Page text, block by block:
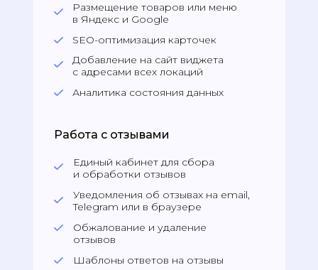
Работа с отзывами
Единый кабинет для сбора
и обработки отзывов
Уведомления об отзывах на email,
Telegram или в браузере
Обжалование и удаление
отзывов
Шаблоны ответов на отзывы
SEO-оптимизация карточек
Аналитика состояния данных
Размещение товаров или меню
в Яндекс и Google
Добавление на сайт виджета
с адресами всех локаций